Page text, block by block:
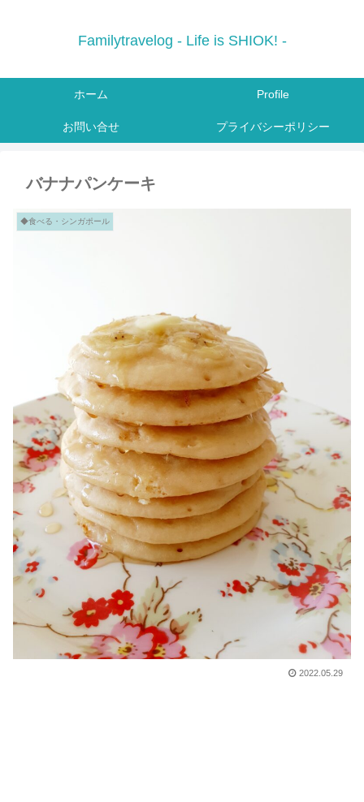
Familytravelog - Life is SHIOK! -
ホーム Profile
お問い合せ プライバシーポリシー
バナナパンケーキ
◆食べる・シンガポール
2022.05.29